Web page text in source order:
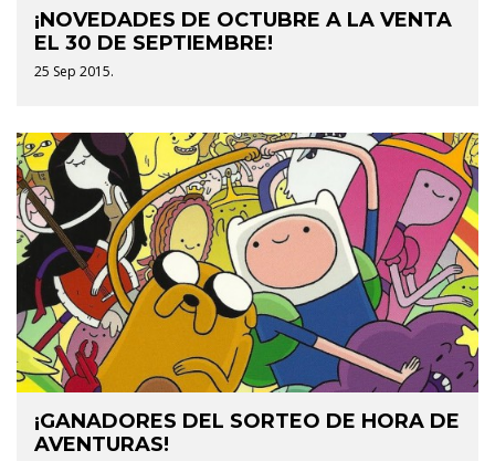
¡NOVEDADES DE OCTUBRE A LA VENTA
EL 30 DE SEPTIEMBRE!
25 Sep 2015.
¡GANADORES DEL SORTEO DE HORA DE
AVENTURAS!